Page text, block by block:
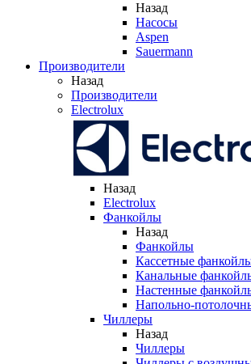
Назад
Насосы
Aspen
Sauermann
Производители
Назад
Производители
Electrolux
Назад
Electrolux
Фанкойлы
Назад
Фанкойлы
Кассетные
Канальные
Настенные
Напольно-
Чиллеры
Назад
Чиллеры